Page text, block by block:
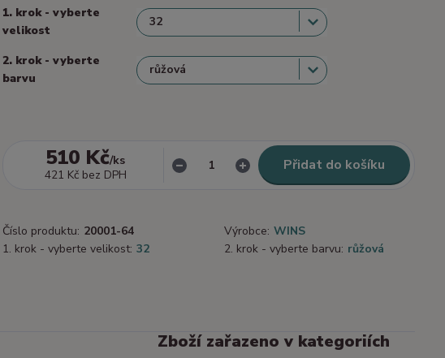
1. krok - vyberte
velikost
2. krok - vyberte
barvu
510 Kč/ks
421 Kč bez DPH
Přidat do košíku
Číslo produktu: 20001-64 Výrobce: WINS
1. krok - vyberte velikost: 32 2. krok - vyberte barvu: růžová
Zboží zařazeno v kategoriích